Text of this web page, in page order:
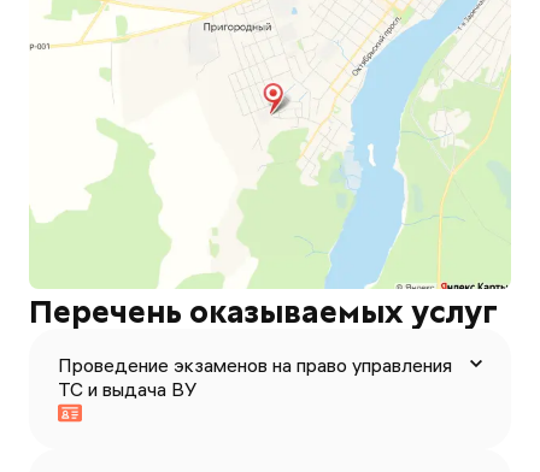
Перечень оказываемых услуг
Проведение экзаменов на право управления
ТС и выдача ВУ